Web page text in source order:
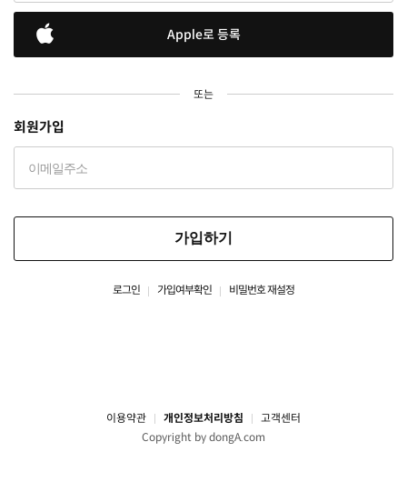
Apple로 등록
또는
회원가입
가입하기
로그인 가입여부확인 비밀번호 재설정
이용약관 개인정보처리방침
고객센터
Copyright by dongA.com